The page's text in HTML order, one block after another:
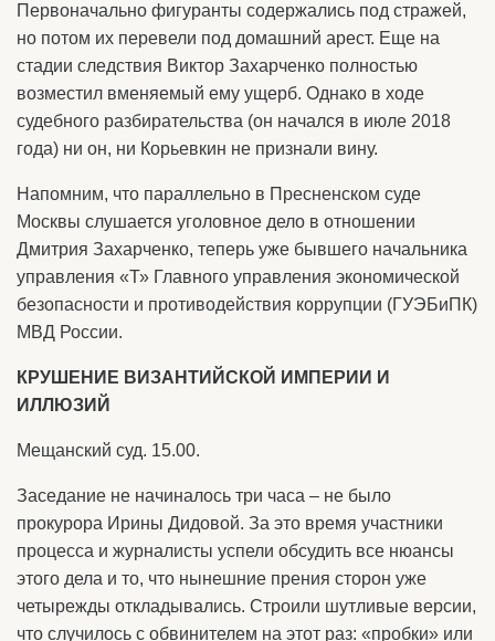
Первоначально фигуранты содержались под стражей,
но потом их перевели под домашний арест. Еще на
стадии следствия Виктор Захарченко полностью
возместил вменяемый ему ущерб. Однако в ходе
судебного разбирательства (он начался в июле 2018
года) ни он, ни Корьевкин не признали вину.
Напомним, что параллельно в Пресненском суде
Москвы слушается уголовное дело в отношении
Дмитрия Захарченко, теперь уже бывшего начальника
управления «Т» Главного управления экономической
безопасности и противодействия коррупции (ГУЭБиПК)
МВД России.
КРУШЕНИЕ ВИЗАНТИЙСКОЙ ИМПЕРИИ И
ИЛЛЮЗИЙ
Мещанский суд. 15.00.
Заседание не начиналось три часа – не было
прокурора Ирины Дидовой. За это время участники
процесса и журналисты успели обсудить все нюансы
этого дела и то, что нынешние прения сторон уже
четырежды откладывались. Строили шутливые версии,
что случилось с обвинителем на этот раз: «пробки» или